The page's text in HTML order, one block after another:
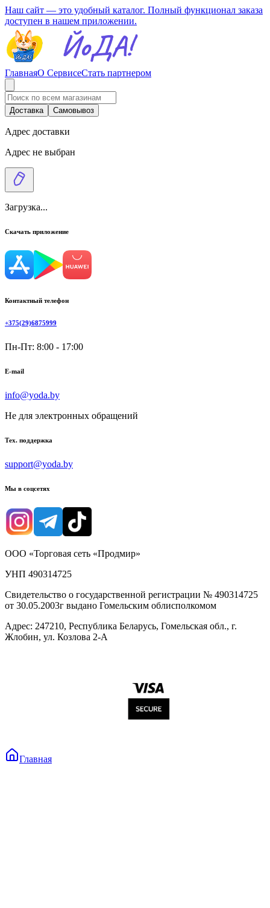
Наш сайт — это удобный каталог. Полный функционал заказа
доступен в нашем приложении.
ГлавнаяО СервисеСтать партнером
Доставка Самовывоз
Адрес доставки
Адрес не выбран
Загрузка...
Скачать приложение
Контактный телефон
+375(29)6875999
Пн-Пт: 8:00 - 17:00
E-mail
info@yoda.by
Не для электронных обращений
Тех. поддержка
support@yoda.by
Мы в соцсетях
ООО «Торговая сеть «Продмир»
УНП 490314725
Свидетельство о государственной регистрации № 490314725
от 30.05.2003г выдано Гомельским облисполкомом
Адрес: 247210, Республика Беларусь, Гомельская обл., г.
Жлобин, ул. Козлова 2-А
Главная